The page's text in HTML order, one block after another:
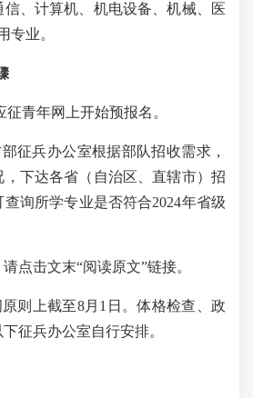
、计算机、机电设备、机械、医
专业。
青年网上开始预报名。
兵办公室根据部队招收需求，
下达各省（自治区、直辖市）招
询所学专业是否符合2024年省级
击文末“阅读原文”链接。
上截至8月1日。体格检查、政
征兵办公室自行安排。